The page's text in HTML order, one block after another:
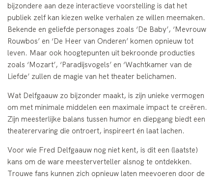
bijzondere aan deze interactieve voorstelling is dat het
publiek zelf kan kiezen welke verhalen ze willen meemaken.
Bekende en geliefde personages zoals ‘De Baby’, ‘Mevrouw
Rouwbos’ en ‘De Heer van Onderen’ komen opnieuw tot
leven. Maar ook hoogtepunten uit bekroonde producties
zoals ‘Mozart’, ‘Paradijsvogels’ en ‘Wachtkamer van de
Liefde’ zullen de magie van het theater belichamen.
Wat Delfgaauw zo bijzonder maakt, is zijn unieke vermogen
om met minimale middelen een maximale impact te creëren.
Zijn meesterlijke balans tussen humor en diepgang biedt een
theaterervaring die ontroert, inspireert én laat lachen.
Voor wie Fred Delfgaauw nog niet kent, is dit een (laatste)
kans om de ware meesterverteller alsnog te ontdekken.
Trouwe fans kunnen zich opnieuw laten meevoeren door de